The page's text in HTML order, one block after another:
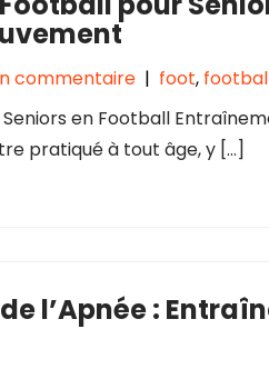
commentaire | foot,
en Football
pratiqué à tout âge, y […]
l’Apnée :